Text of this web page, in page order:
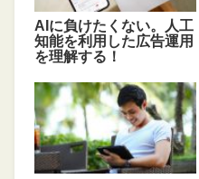
AIに負けたくない。人工
知能を利用した広告運用
を理解する！